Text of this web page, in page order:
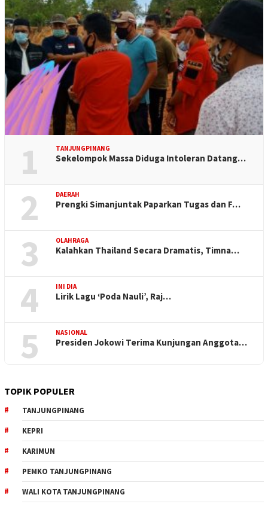
1 TANJUNGPINANG
Sekelompok Massa Diduga Intoleran Datang…
2 DAERAH
Prengki Simanjuntak Paparkan Tugas dan F…
3 OLAHRAGA
Kalahkan Thailand Secara Dramatis, Timna…
4 INI DIA
Lirik Lagu ‘Poda Nauli’, Raj…
5 NASIONAL
Presiden Jokowi Terima Kunjungan Anggota…
TOPIK POPULER
TANJUNGPINANG
KEPRI
KARIMUN
PEMKO TANJUNGPINANG
WALI KOTA TANJUNGPINANG